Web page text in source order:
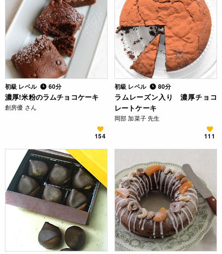
初級 レベル 60分
濃厚!米粉のラムチョコケーキ
創房優 さん
154
初級 レベル 80分
ラムレーズン入り 濃厚チョコ
レートケーキ
岡部 加菜子 先生
111